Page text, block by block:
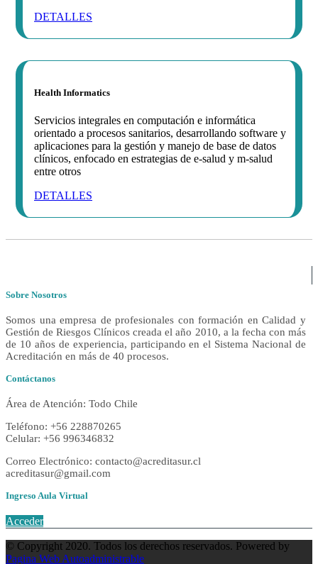
DETALLES
Health Informatics
Servicios integrales en computación e informática
orientado a procesos sanitarios, desarrollando software y
aplicaciones para la gestión y manejo de base de datos
clínicos, enfocado en estrategias de e-salud y m-salud
entre otros
DETALLES
Sobre Nosotros
Somos una empresa de profesionales con formación en Calidad y
Gestión de Riesgos Clínicos creada el año 2010, a la fecha con más
de 10 años de experiencia, participando en el Sistema Nacional de
Acreditación en más de 40 procesos.
Contáctanos
Área de Atención: Todo Chile
Teléfono: +56 228870265
Celular: +56 996346832
Correo Electrónico: contacto@acreditasur.cl
acreditasur@gmail.com
Ingreso Aula Virtual
Acceder
© Copyright 2020. Todos los derechos reservados. Powered by
Pagina Web Autoadministrable